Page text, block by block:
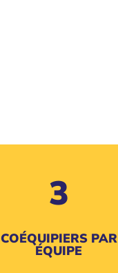
3
COÉQUIPIERS PAR
ÉQUIPE